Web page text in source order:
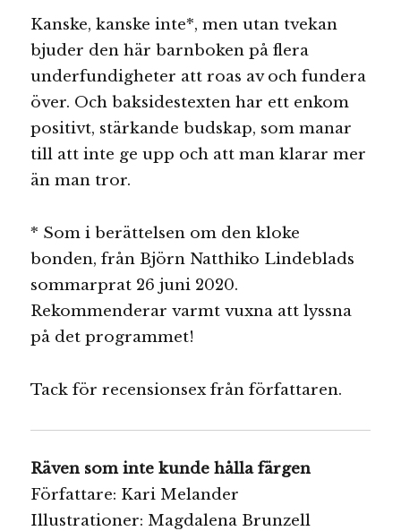
Kanske, kanske inte*, men utan tvekan
bjuder den här barnboken på flera
underfundigheter att roas av och fundera
över. Och baksidestexten har ett enkom
positivt, stärkande budskap, som manar
till att inte ge upp och att man klarar mer
än man tror.
* Som i berättelsen om den kloke
bonden, från Björn Natthiko Lindeblads
sommarprat 26 juni 2020.
Rekommenderar varmt vuxna att lyssna
på det programmet!
Tack för recensionsex från författaren.
Räven som inte kunde hålla färgen
Författare: Kari Melander
Illustrationer: Magdalena Brunzell